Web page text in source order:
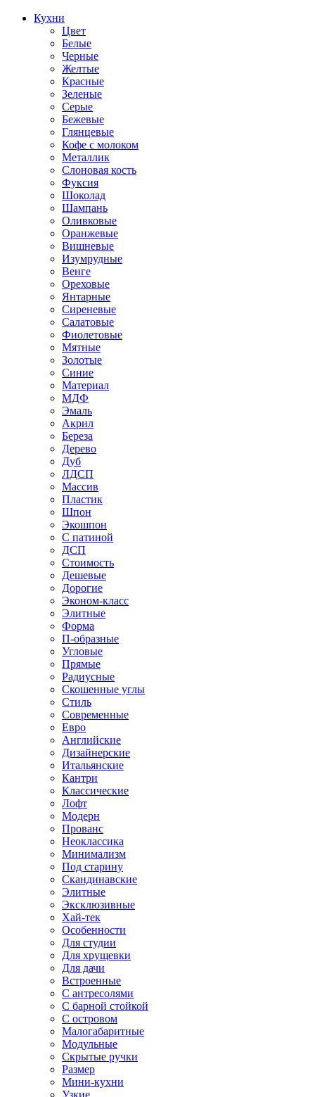
Кухни
Цвет
Белые
Черные
Желтые
Красные
Зеленые
Серые
Бежевые
Глянцевые
Кофе с молоком
Металлик
Слоновая кость
Фуксия
Шоколад
Шампань
Оливковые
Оранжевые
Вишневые
Изумрудные
Венге
Ореховые
Янтарные
Сиреневые
Салатовые
Фиолетовые
Мятные
Золотые
Синие
Материал
МДФ
Эмаль
Акрил
Береза
Дерево
Дуб
ЛДСП
Массив
Пластик
Шпон
Экошпон
С патиной
ДСП
Стоимость
Дешевые
Дорогие
Эконом-класс
Элитные
Форма
П-образные
Угловые
Прямые
Радиусные
Скошенные углы
Стиль
Современные
Евро
Английские
Дизайнерские
Итальянские
Кантри
Классические
Лофт
Модерн
Прованс
Неоклассика
Минимализм
Под старину
Скандинавские
Элитные
Эксклюзивные
Хай-тек
Особенности
Для студии
Для хрущевки
Для дачи
Встроенные
С антресолями
С барной стойкой
С островом
Малогабаритные
Модульные
Скрытые ручки
Размер
Мини-кухни
Узкие